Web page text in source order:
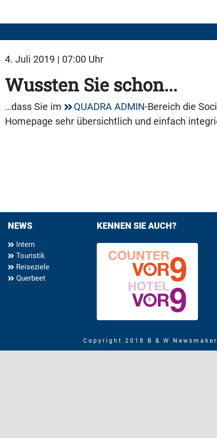
4. Juli 2019 | 07:00 Uhr
Wussten Sie schon...
…dass Sie im QUADRA ADMIN-Bereich die
Homepage sehr übersichtlich und einfach
NEWS
Intern
Touristik
Reiseziele
Querbeet
KENNEN SIE AUCH?
Copyright 2018 B & W Newsmaker